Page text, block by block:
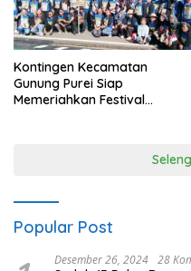
Kontingen Kecamatan
Gunung Purei Siap
Memeriahkan Festival
Popular Post
Desember 26, 2024 28